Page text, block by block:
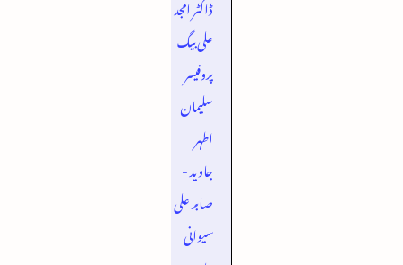
ڈاکٹر امجد
علی بیگ
پروفیسر
سلیمان
اطہر
جاوید -
صابر علی
سیوانی